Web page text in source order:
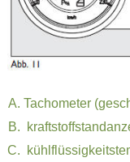
Tachometer